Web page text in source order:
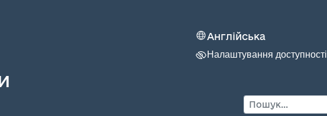
Англійська
Налаштування доступності